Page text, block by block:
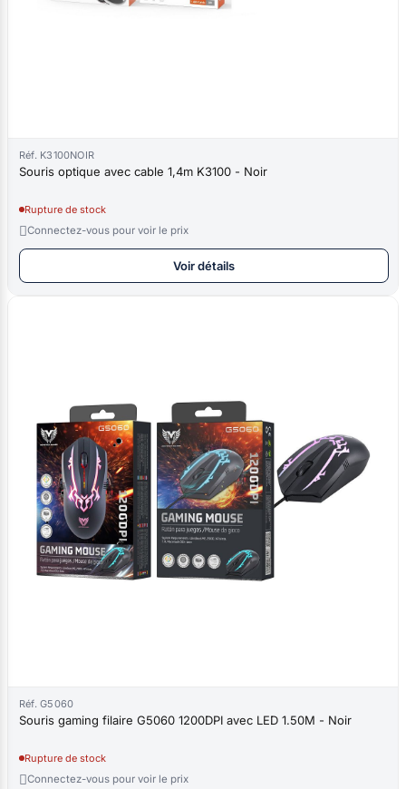
Réf. K3100NOIR
Souris optique avec cable 1,4m K3100 - Noir
Rupture de stock
Connectez-vous pour voir le prix
Voir détails
Réf. G5060
Souris gaming filaire G5060 1200DPI avec LED 1.50M - Noir
Rupture de stock
Connectez-vous pour voir le prix